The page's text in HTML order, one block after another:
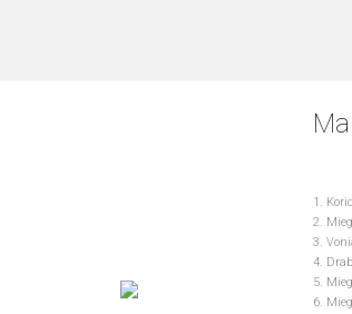
1.
2.
3.
4.
5.
6.